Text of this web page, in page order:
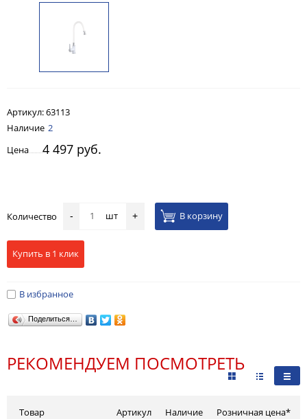
Артикул:63113
Наличие 2
Цена
4 497 руб.
Количество - шт + В корзину
Купить в 1 клик
В избранное
Поделиться…
РЕКОМЕНДУЕМ ПОСМОТРЕТЬ
Товар Артикул Наличие Розничная цена*